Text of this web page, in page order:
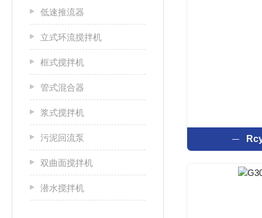
低速推流器
立式环流搅拌机
框式搅拌机
管式混合器
浆式搅拌机
污泥回流泵
双曲面搅拌机
潜水搅拌机